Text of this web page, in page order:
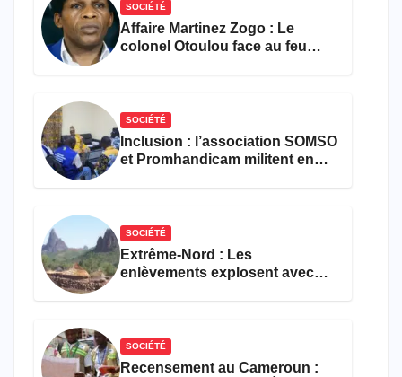
SOCIÉTÉ
Affaire Martinez Zogo : Le
colonel Otoulou face au feu
SOCIÉTÉ
Inclusion : l’association SOMSO
et Promhandicam militent en
SOCIÉTÉ
Extrême-Nord : Les
enlèvements explosent avec
SOCIÉTÉ
Recensement au Cameroun :